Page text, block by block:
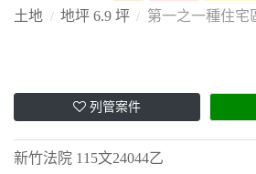
土地 地坪 6.9 坪 第一之一種住宅
列管案件
新竹法院 115文24044乙